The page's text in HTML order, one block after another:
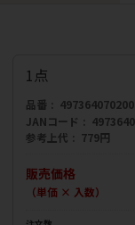
1点
品番
JANコード
参考上代
779円
販売価格
（単価 × 入数）